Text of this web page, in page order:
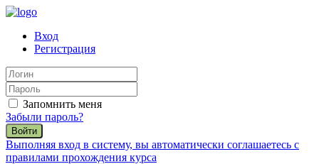
Вход
Регистрация
Запомнить меня
Забыли пароль?
Войти
Выполняя вход в систему, вы автоматически соглашаетесь с
правилами прохождения курса